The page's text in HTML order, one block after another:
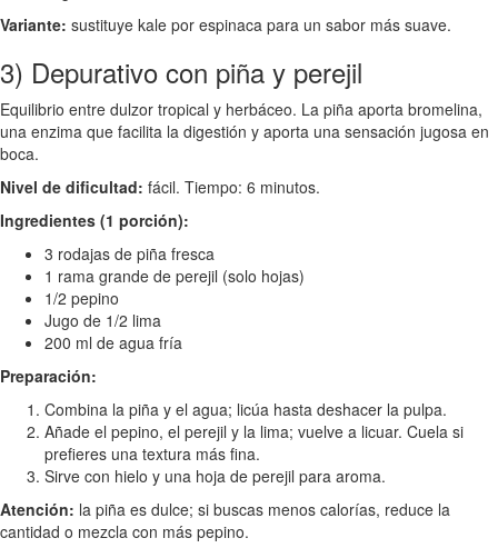
Variante: sustituye kale por espinaca para un sabor más suave.
3) Depurativo con piña y perejil
Equilibrio entre dulzor tropical y herbáceo. La piña aporta bromelina,
una enzima que facilita la digestión y aporta una sensación jugosa en
boca.
Nivel de dificultad: fácil. Tiempo: 6 minutos.
Ingredientes (1 porción):
3 rodajas de piña fresca
1 rama grande de perejil (solo hojas)
1/2 pepino
Jugo de 1/2 lima
200 ml de agua fría
Preparación:
Combina la piña y el agua; licúa hasta deshacer la pulpa.
Añade el pepino, el perejil y la lima; vuelve a licuar. Cuela si
prefieres una textura más fina.
Sirve con hielo y una hoja de perejil para aroma.
Atención: la piña es dulce; si buscas menos calorías, reduce la
cantidad o mezcla con más pepino.